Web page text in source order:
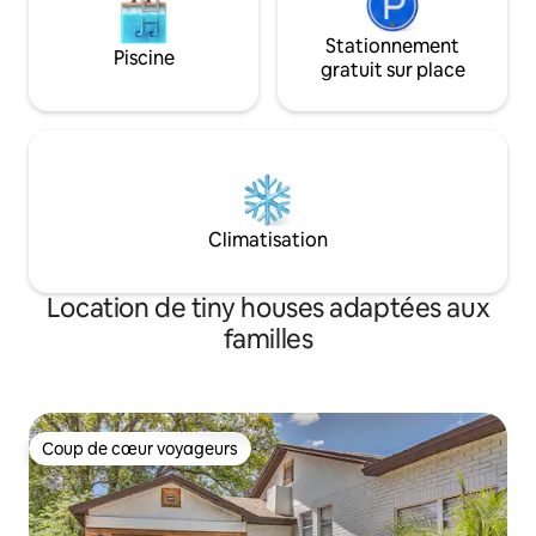
Piscine
Stationnement
gratuit sur place
Climatisation
Location de tiny houses adaptées aux
familles
Coup de cœur voyageurs
Coup de cœur voyageurs